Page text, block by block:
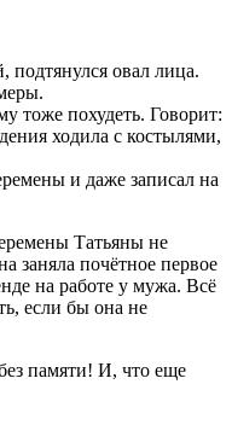
подтянулся овал лица.
тоже похудеть. Говорит:
ходила с костылями,
и даже записал на
Татьяны не
заняла почётное первое
на работе у мужа. Всё
если бы она не
памяти! И, что еще